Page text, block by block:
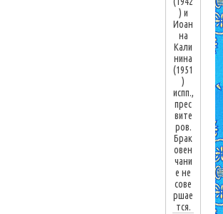
) и
Иоан
на
Кали
нина
(1951
)
испп.,
прес
вите
ров.
Брак
овен
чани
е не
сове
ршае
тся.